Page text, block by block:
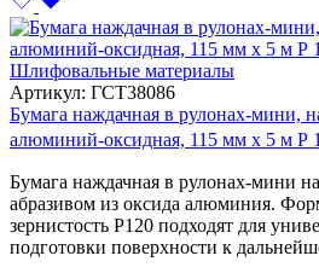
Шлифовальные материалы
Артикул: ГСТ38086
Бумага наждачная в рулонах-мини,
алюминий-оксидная, 115 мм х 5 м Р
Бумага наждачная в рулонах-мини
абразивом из оксида алюминия.
зернистость P120 подходят для
подготовки поверхности к